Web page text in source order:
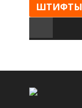
ШТИФТЫ